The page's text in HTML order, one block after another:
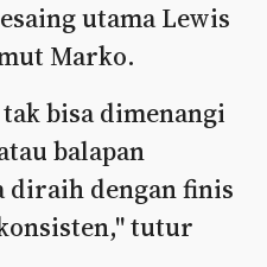
utama Lewis
Marko.
bisa dimenangi
balapan
diraih dengan finis
tutur